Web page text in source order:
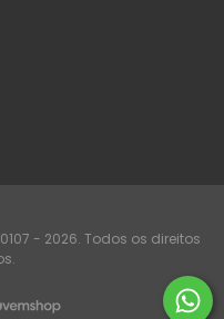
- 2026. Todos os direitos